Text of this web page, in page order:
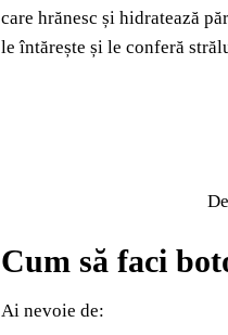
care hrănesc și hidratează
le întărește și le conferă
Cum să faci
Ai nevoie de: